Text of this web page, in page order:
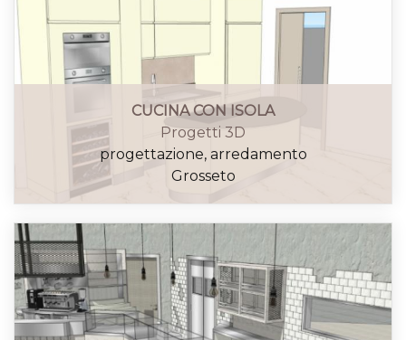
CUCINA CON ISOLA
Progetti 3D
progettazione, arredamento
Grosseto